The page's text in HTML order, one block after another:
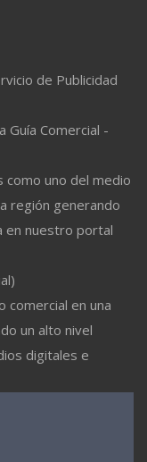
de Publicidad
Guía Comercial -
como uno del medio
región generando
en nuestro portal
comercial en una
un alto nivel
digitales e